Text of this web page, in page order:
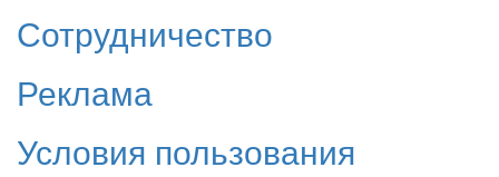
Сотрудничество
Реклама
Условия пользования